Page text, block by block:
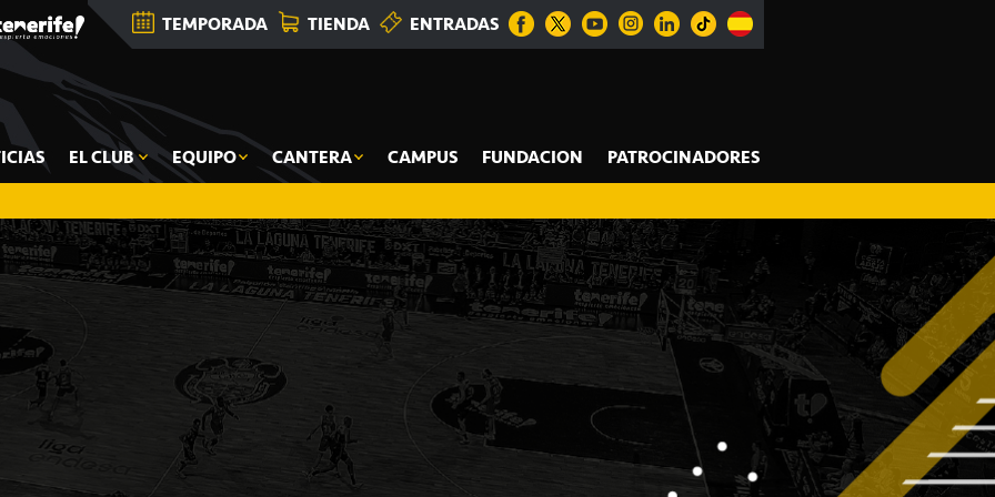
TEMPORADA TIENDA ENTRADAS
EL CLUB EQUIPO CANTERA CAMPUS FUNDACION PATROCINADORES